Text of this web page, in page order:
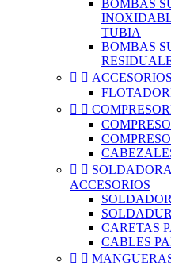
BOMBAS
TUBIA
BOMBAS
 
 
 
ACCESORIOS
CARETAS
CABLES
 